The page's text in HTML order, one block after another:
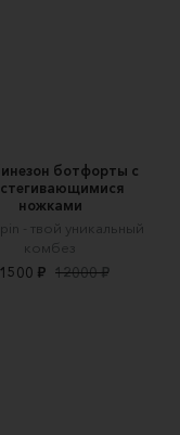
ботфорты с
ножками
- твой уникальный
комбез
₽ 12000 ₽